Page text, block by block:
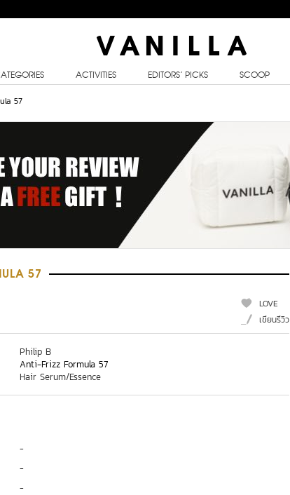
ACTIVITIES EDITORS’ PICKS SCOOP
57
57
LOVE
เขียนรีวิว
Philip B
Anti-Frizz Formula 57
Hair Serum/Essence
-
-
-